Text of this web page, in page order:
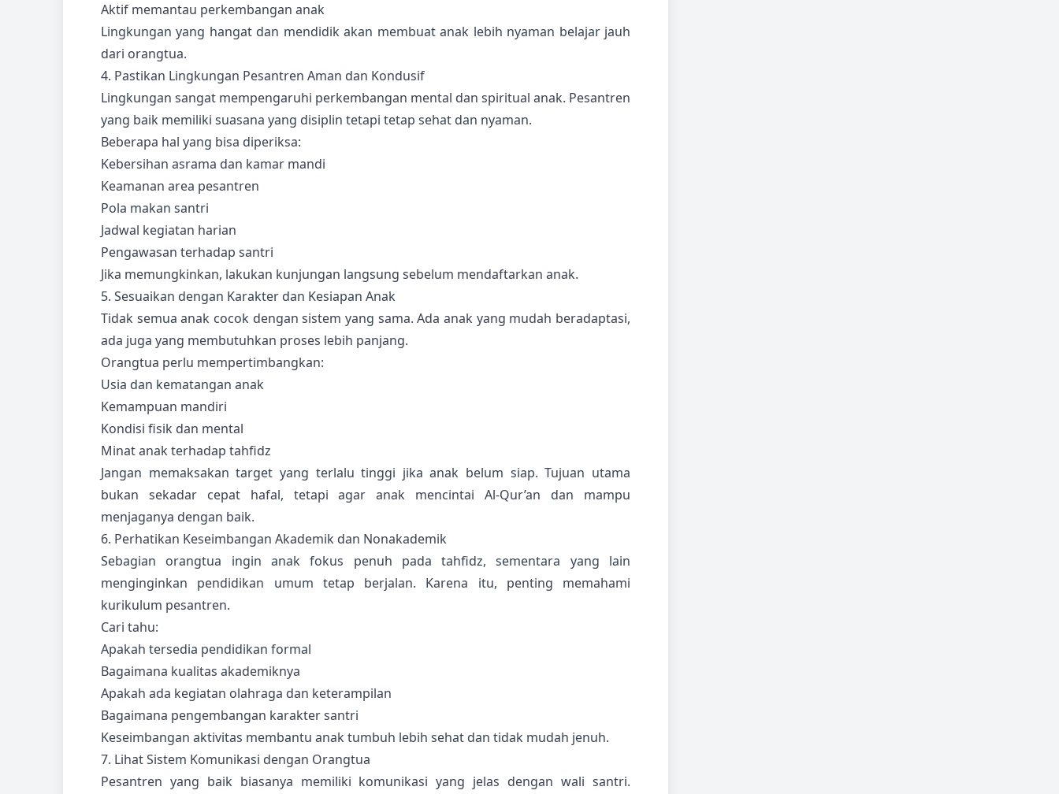
Aktif memantau perkembangan anak
Lingkungan yang hangat dan mendidik akan membuat anak lebih nyaman belajar jauh
dari orangtua.
4. Pastikan Lingkungan Pesantren Aman dan Kondusif
Lingkungan sangat mempengaruhi perkembangan mental dan spiritual anak. Pesantren
yang baik memiliki suasana yang disiplin tetapi tetap sehat dan nyaman.
Beberapa hal yang bisa diperiksa:
Kebersihan asrama dan kamar mandi
Keamanan area pesantren
Pola makan santri
Jadwal kegiatan harian
Pengawasan terhadap santri
Jika memungkinkan, lakukan kunjungan langsung sebelum mendaftarkan anak.
5. Sesuaikan dengan Karakter dan Kesiapan Anak
Tidak semua anak cocok dengan sistem yang sama. Ada anak yang mudah beradaptasi,
ada juga yang membutuhkan proses lebih panjang.
Orangtua perlu mempertimbangkan:
Usia dan kematangan anak
Kemampuan mandiri
Kondisi fisik dan mental
Minat anak terhadap tahfidz
Jangan memaksakan target yang terlalu tinggi jika anak belum siap. Tujuan utama
bukan sekadar cepat hafal, tetapi agar anak mencintai Al-Qur’an dan mampu
menjaganya dengan baik.
6. Perhatikan Keseimbangan Akademik dan Nonakademik
Sebagian orangtua ingin anak fokus penuh pada tahfidz, sementara yang lain
menginginkan pendidikan umum tetap berjalan. Karena itu, penting memahami
kurikulum pesantren.
Cari tahu:
Apakah tersedia pendidikan formal
Bagaimana kualitas akademiknya
Apakah ada kegiatan olahraga dan keterampilan
Bagaimana pengembangan karakter santri
Keseimbangan aktivitas membantu anak tumbuh lebih sehat dan tidak mudah jenuh.
7. Lihat Sistem Komunikasi dengan Orangtua
Pesantren yang baik biasanya memiliki komunikasi yang jelas dengan wali santri.